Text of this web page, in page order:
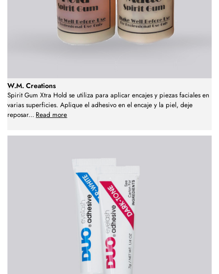
W.M. Creations
Spirit Gum Xtra Hold se utiliza para aplicar encajes y piezas faciales en
varias superficies. Aplique el adhesivo en el encaje y la piel, deje
reposar... Read more